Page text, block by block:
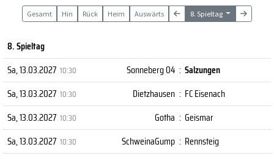
Gesamt Hin Rück Heim Auswärts 8. Spieltag
8. Spieltag
Sa, 13.03.2027 10:30 Sonneberg 04 : Salzungen
Sa, 13.03.2027 10:30 Dietzhausen : FC Eisenach
Sa, 13.03.2027 10:30 Gotha : Geismar
Sa, 13.03.2027 10:30 SchweinaGump : Rennsteig